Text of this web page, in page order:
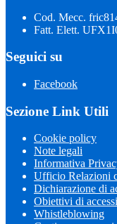
Cod. Mecc.
Fatt. Elett.
Seguici su
Facebook
Sezione Link Utili
Cookie policy
Note legali
Informativa
Ufficio Relazioni
Dichiarazione di
Obiettivi di
Whistleblowing